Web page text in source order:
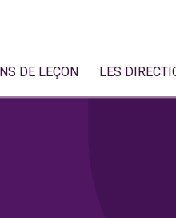
DE LEÇON LES